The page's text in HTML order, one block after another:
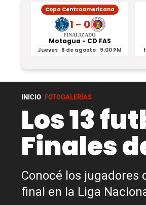
Copa Centroamericana
1 - 0
FINALIZADO
Motagua - CD FAS
Jueves 6 de agosto 9:00 PM
INICIO FOTOGALERÍAS
Los 13
Finales
Conocé los
final en la Liga